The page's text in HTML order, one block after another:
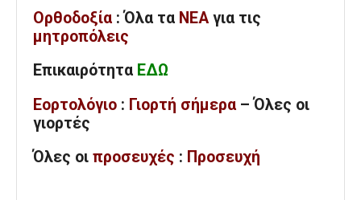
Ορθοδοξία : Όλα τα ΝΕΑ για τις
μητροπόλεις
Επικαιρότητα ΕΔΩ
Εορτολόγιο : Γιορτή σήμερα – Όλες οι
γιορτές
Όλες οι προσευχές : Προσευχή